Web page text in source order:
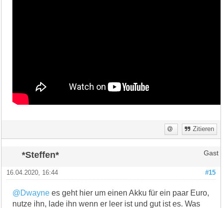
Zitieren
*Steffen* Gast
#15
16.04.2020, 16:44
@Dwayne es geht hier um einen Akku für ein paar Euro,
nutze ihn, lade ihn wenn er leer ist und gut ist es. Was